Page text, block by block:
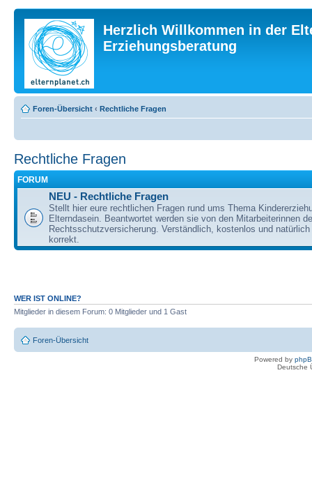
Herzlich Willkommen in der
Erziehungsberatung
Foren-Übersicht ‹ Rechtliche Fragen
Rechtliche Fragen
FORUM
NEU - Rechtliche Fragen
Stellt hier eure rechtlichen Fragen rund ums Thema
Elterndasein. Beantwortet werden sie von den Mitarbeiterinnen
Rechtsschutzversicherung. Verständlich, kostenlos und
korrekt.
WER IST ONLINE?
Mitglieder in diesem Forum: 0 Mitglieder und 1 Gast
Foren-Übersicht
Powered by
Deutsche